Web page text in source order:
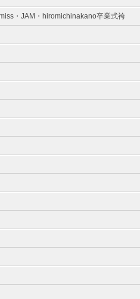
・JAM・hiromichinakano卒業式袴